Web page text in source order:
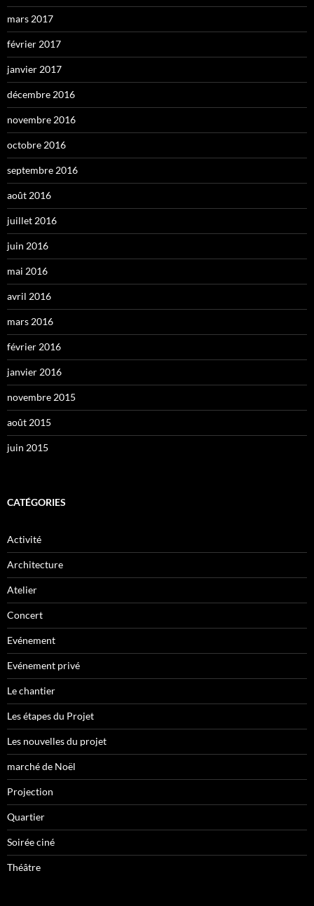
mars 2017
février 2017
janvier 2017
décembre 2016
novembre 2016
octobre 2016
septembre 2016
août 2016
juillet 2016
juin 2016
mai 2016
avril 2016
mars 2016
février 2016
janvier 2016
novembre 2015
août 2015
juin 2015
CATÉGORIES
Activité
Architecture
Atelier
Concert
Evénement
Evénement privé
Le chantier
Les étapes du Projet
Les nouvelles du projet
marché de Noël
Projection
Quartier
Soirée ciné
Théâtre